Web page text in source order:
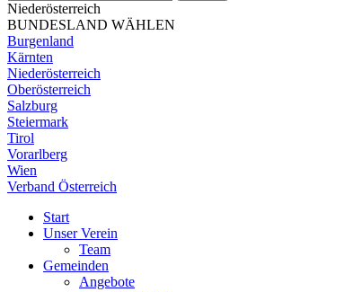
Niederösterreich
BUNDESLAND WÄHLEN
Burgenland
Kärnten
Niederösterreich
Oberösterreich
Salzburg
Steiermark
Tirol
Vorarlberg
Wien
Verband Österreich
Start
Unser Verein
Team
Gemeinden
Angebote